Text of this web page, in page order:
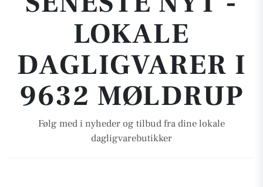
LOKALE
DAGLIGVARER I
9632 MØLDRUP
Følg med i nyheder og tilbud fra dine lokale
dagligvarebutikker